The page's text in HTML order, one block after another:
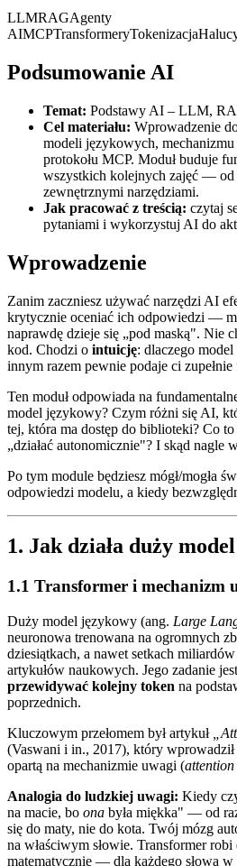
LLMRAGAgenty
AIMCPTransformeryTokenizacja
Podsumowanie AI
Temat: Podstawy AI – LLM,
Cel materiału: Wprowadzenie
modeli językowych,
protokołu MCP. Moduł buduje
wszystkich kolejnych zajęć — od
zewnętrznymi narzędziami.
Jak pracować z treścią: czytaj
pytaniami i wykorzystuj AI do
Wprowadzenie
Zanim zaczniesz używać narzędzi AI
krytycznie oceniać ich odpowiedzi —
naprawdę dzieje się „pod maską". Nie
kod. Chodzi o intuicję: dlaczego model
innym razem pewnie podaje ci
Ten moduł odpowiada na
model językowy? Czym różni się AI,
tej, która ma dostęp do biblioteki? Co
„działać autonomicznie"? I skąd nagle
Po tym module będziesz mógł/mogła
odpowiedzi modelu, a kiedy
1. Jak działa duży
1.1 Transformer i mechanizm
Duży model językowy (ang. Large
neuronowa trenowana na ogromnych
dziesiątkach, a nawet setkach
artykułów naukowych. Jego zadanie
przewidywać kolejny token na
poprzednich.
Kluczowym przełomem był artykuł
(Vaswani i in., 2017), który wprowadził
opartą na mechanizmie uwagi (attention
Analogia do ludzkiej uwagi: Kiedy
na macie, bo ona była miękka" — od
się do maty, nie do kota. Twój mózg
na właściwym słowie. Transformer
matematycznie — dla każdego słowa